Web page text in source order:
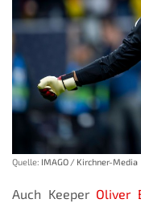
Quelle: IMAGO / Kirchner-Media
Auch Keeper Oliver